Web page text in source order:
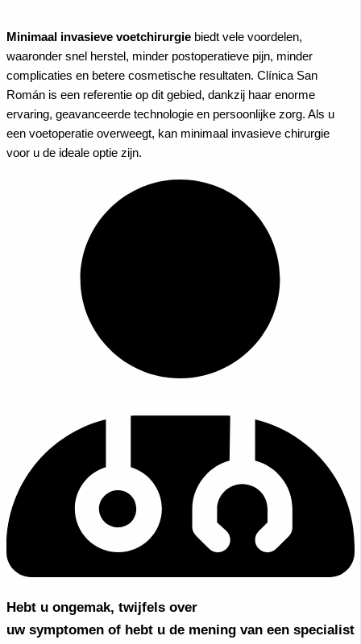
Minimaal invasieve voetchirurgie biedt vele voordelen,
waaronder snel herstel, minder postoperatieve pijn, minder
complicaties en betere cosmetische resultaten. Clínica San
Román is een referentie op dit gebied, dankzij haar enorme
ervaring, geavanceerde technologie en persoonlijke zorg. Als u
een voetoperatie overweegt, kan minimaal invasieve chirurgie
voor u de ideale optie zijn.
Hebt u ongemak, twijfels over
uw symptomen of hebt u de mening van een specialist